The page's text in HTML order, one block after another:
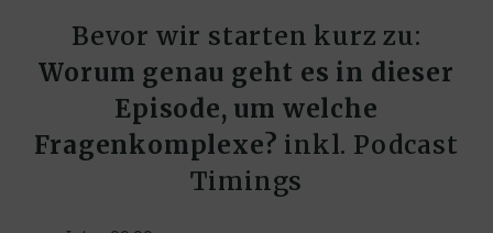
Bevor wir starten kurz zu:
Worum genau geht es in dieser
Episode, um welche
Fragenkomplexe? inkl. Podcast
Timings